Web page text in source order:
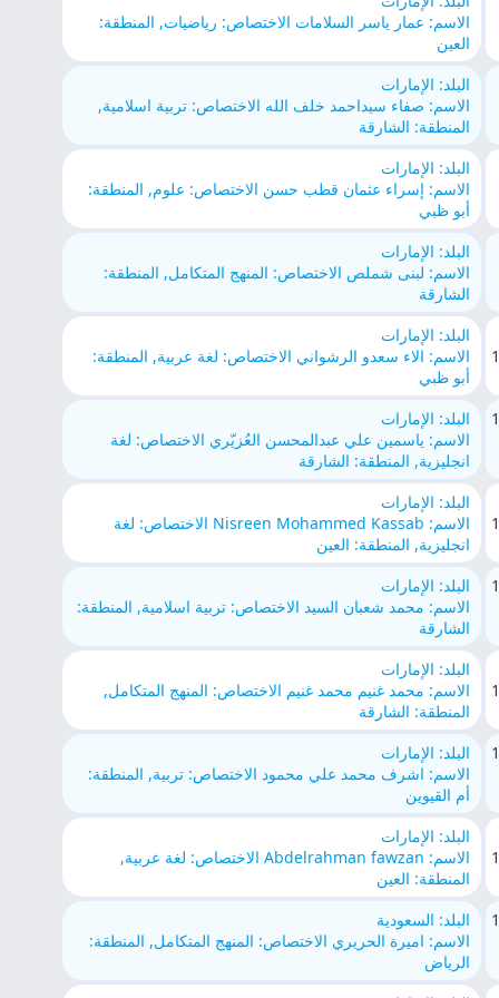
الاسم: عمار ياسر السلامات الاختصاص: رياضيات, المنطقة:
العين
البلد: الإمارات
الاسم: صفاء سيداحمد خلف الله الاختصاص: تربية اسلامية,
المنطقة: الشارقة
البلد: الإمارات
الاسم: إسراء عثمان قطب حسن الاختصاص: علوم, المنطقة:
أبو ظبي
البلد: الإمارات
الاسم: لبنى شملص الاختصاص: المنهج المتكامل, المنطقة:
الشارقة
البلد: الإمارات
الاسم: الاء سعدو الرشواني الاختصاص: لغة عربية, المنطقة:
أبو ظبي
البلد: الإمارات
الاسم: ياسمين علي عبدالمحسن العُزيّري الاختصاص: لغة
انجليزية, المنطقة: الشارقة
البلد: الإمارات
الاسم: Nisreen Mohammed Kassab الاختصاص: لغة
انجليزية, المنطقة: العين
البلد: الإمارات
الاسم: محمد شعبان السيد الاختصاص: تربية اسلامية, المنطقة:
الشارقة
البلد: الإمارات
الاسم: محمد غنيم محمد غنيم الاختصاص: المنهج المتكامل,
المنطقة: الشارقة
البلد: الإمارات
الاسم: اشرف محمد علي محمود الاختصاص: تربية, المنطقة:
أم القيوين
البلد: الإمارات
الاسم: Abdelrahman fawzan الاختصاص: لغة عربية,
المنطقة: العين
البلد: السعودية
الاسم: اميرة الحريري الاختصاص: المنهج المتكامل, المنطقة:
الرياض